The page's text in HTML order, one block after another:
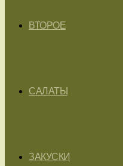
ВТОРОЕ
САЛАТЫ
ЗАКУСКИ